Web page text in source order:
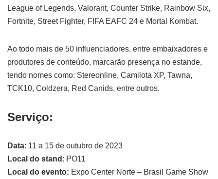
League of Legends, Valorant, Counter Strike, Rainbow Six,
Fortnite, Street Fighter, FIFA EAFC 24 e Mortal Kombat.
Ao todo mais de 50 influenciadores, entre embaixadores e
produtores de conteúdo, marcarão presença no estande,
tendo nomes como: Stereonline, Camilota XP, Tawna,
TCK10, Coldzera, Red Canids, entre outros.
Serviço:
Data: 11 a 15 de outubro de 2023
Local do stand : PO11
Local do evento: Expo Center Norte – Brasil Game Show